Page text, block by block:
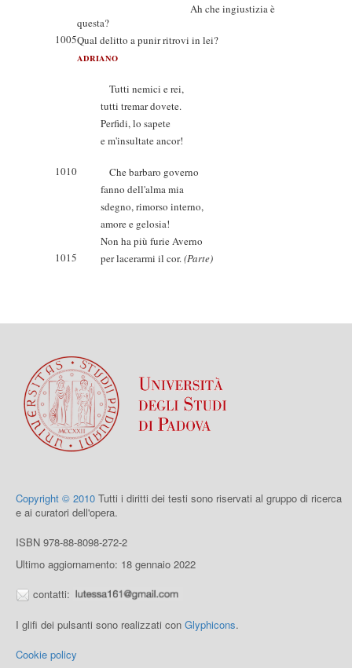
Ah che ingiustizia è
questa?
1005Qual delitto a punir ritrovi in lei?
ADRIANO
Tutti nemici e rei,
tutti tremar dovete.
Perfidi, lo sapete
e m'insultate ancor!
1010
Che barbaro governo
fanno dell'alma mia
sdegno, rimorso interno,
amore e gelosia!
Non ha più furie Averno
1015
per lacerarmi il cor.(Parte)
Copyright © 2010 Tutti i diritti dei testi sono riservati al gruppo di ricerca
e ai curatori dell'opera.
ISBN 978-88-8098-272-2
Ultimo aggiornamento: 18 gennaio 2022
contatti:
I glifi dei pulsanti sono realizzati con Glyphicons.
Cookie policy